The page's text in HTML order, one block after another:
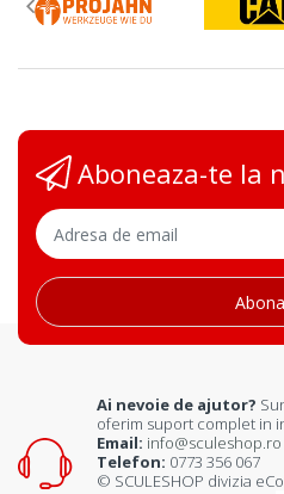
Aboneaza-te la
Ai nevoie de ajutor?
oferim suport complet in
Email: info@sculeshop.ro
Telefon: 0773 356 067
© SCULESHOP divizia